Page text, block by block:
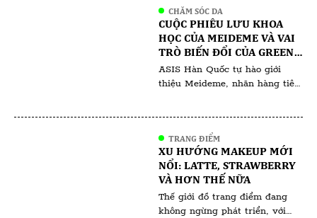
Phương pháp không xâm lấn
này sử dụng các bước sóng ánh
sáng đặc thù để giải quyết […]
CHĂM SÓC DA
CUỘC PHIÊU LƯU KHOA
HỌC CỦA MEIDEME VÀ VAI
TRÒ BIẾN ĐỔI CỦA GREEN
SALVIA TRONG HỘI CHỨNG
NGHIỆN CORTICOID
ASIS Hàn Quốc tự hào giới
thiệu Meideme, nhãn hàng tiên
với chuyên gia điều chế và một
nhòm khách hàng người Việt
đang tìm cách giải quyết bệnh
lý mãn tính do phụ thuộc
Corticoid. […]
TRANG ĐIỂM
XU HƯỚNG MAKEUP MỚI
NỔI: LATTE, STRAWBERRY
VÀ HƠN THẾ NỮA
Thế giới đồ trang điểm đang
không ngừng phát triển, với